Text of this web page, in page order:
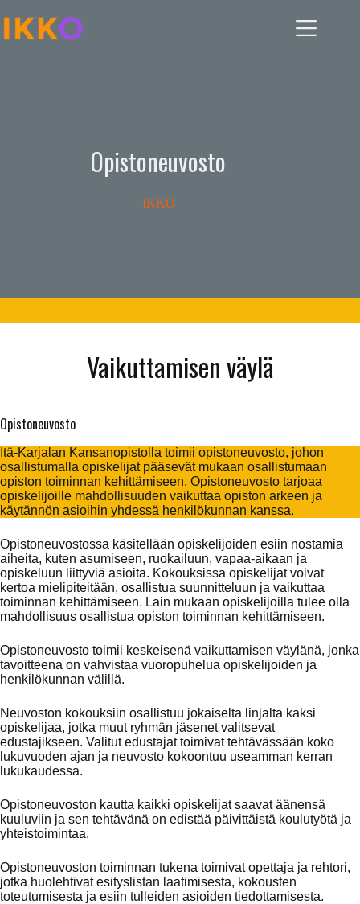
to
content
Opistoneuvosto
IKKO
Vaikuttamisen väylä
Opistoneuvosto
Itä-Karjalan Kansanopistolla toimii opistoneuvosto, johon
osallistumalla opiskelijat pääsevät mukaan osallistumaan
opiston toiminnan kehittämiseen. Opistoneuvosto tarjoaa
opiskelijoille mahdollisuuden vaikuttaa opiston arkeen ja
käytännön asioihin yhdessä henkilökunnan kanssa.
Opistoneuvostossa käsitellään opiskelijoiden esiin nostamia
aiheita, kuten asumiseen, ruokailuun, vapaa-aikaan ja
opiskeluun liittyviä asioita. Kokouksissa opiskelijat voivat
kertoa mielipiteitään, osallistua suunnitteluun ja vaikuttaa
toiminnan kehittämiseen. Lain mukaan opiskelijoilla tulee olla
mahdollisuus osallistua opiston toiminnan kehittämiseen.
Opistoneuvosto toimii keskeisenä vaikuttamisen väylänä, jonka
tavoitteena on vahvistaa vuoropuhelua opiskelijoiden ja
henkilökunnan välillä.
Neuvoston kokouksiin osallistuu jokaiselta linjalta kaksi
opiskelijaa, jotka muut ryhmän jäsenet valitsevat
edustajikseen. Valitut edustajat toimivat tehtävässään koko
lukuvuoden ajan ja neuvosto kokoontuu useamman kerran
lukukaudessa.
Opistoneuvoston kautta kaikki opiskelijat saavat äänensä
kuuluviin ja sen tehtävänä on edistää päivittäistä koulutyötä ja
yhteistoimintaa.
Opistoneuvoston toiminnan tukena toimivat opettaja ja rehtori,
jotka huolehtivat esityslistan laatimisesta, kokousten
toteutumisesta ja esiin tulleiden asioiden tiedottamisesta.